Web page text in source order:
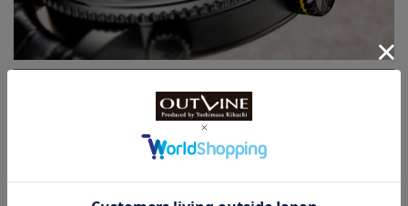
KUOE：総まとめ